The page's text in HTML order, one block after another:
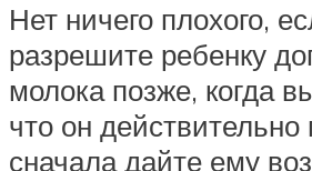
Нет ничего плохого,
разрешите ребенку
молока позже, когда
что он действительно
сначала дайте ему